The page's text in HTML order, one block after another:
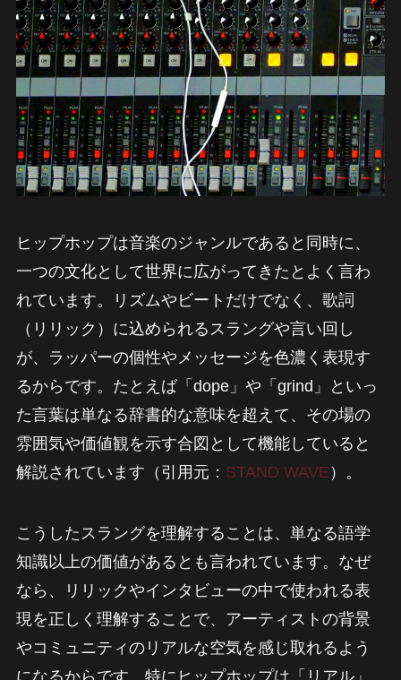
ヒップホップは音楽のジャンルであると同時に、
一つの文化として世界に広がってきたとよく言わ
れています。リズムやビートだけでなく、歌詞
（リリック）に込められるスラングや言い回し
が、ラッパーの個性やメッセージを色濃く表現す
るからです。たとえば「dope」や「grind」といっ
た言葉は単なる辞書的な意味を超えて、その場の
雰囲気や価値観を示す合図として機能していると
解説されています（引用元： STAND WAVE ）。
こうしたスラングを理解することは、単なる語学
知識以上の価値があるとも言われています。なぜ
なら、リリックやインタビューの中で使われる表
現を正しく理解することで、アーティストの背景
やコミュニティのリアルな空気を感じ取れるよう
になるからです。特にヒップホップは「リアル」